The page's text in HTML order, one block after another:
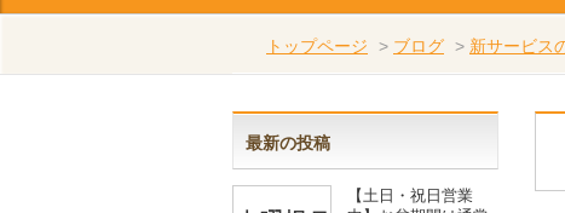
トップページ > ブログ > 新サービス
最新の投稿
【土日・祝日営業